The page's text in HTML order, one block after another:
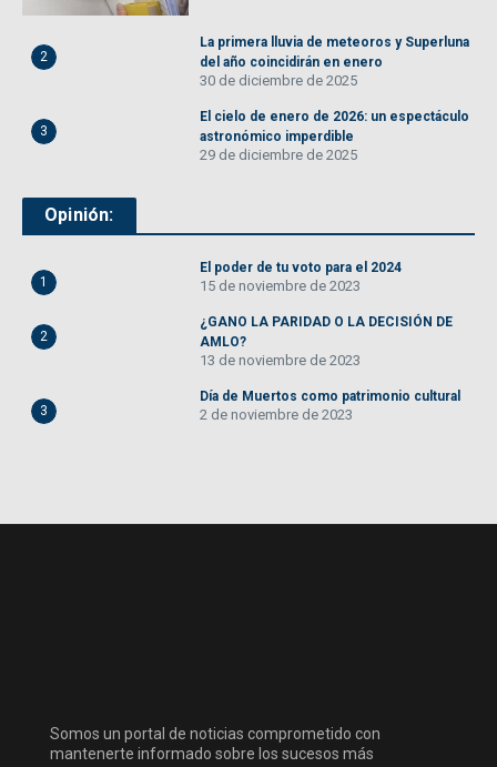
2
La primera lluvia de meteoros y Superluna
del año coincidirán en enero
30 de diciembre de 2025
3
El cielo de enero de 2026: un espectáculo
astronómico imperdible
29 de diciembre de 2025
Opinión:
1
El poder de tu voto para el 2024
15 de noviembre de 2023
2
¿GANO LA PARIDAD O LA DECISIÓN DE
AMLO?
13 de noviembre de 2023
3
Día de Muertos como patrimonio cultural
2 de noviembre de 2023
Somos un portal de noticias comprometido con
mantenerte informado sobre los sucesos más